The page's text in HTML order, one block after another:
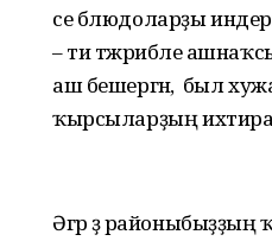
се блюдоларҙы
– ти тәжрибәле
аш бешергән, ә был
ҡырсыларҙың
Әгәр ҙә